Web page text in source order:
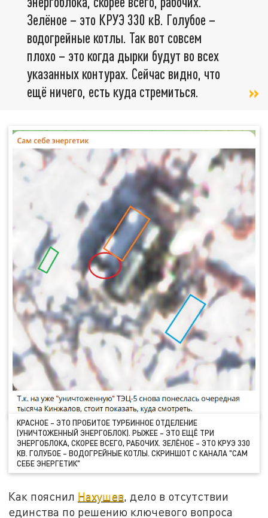
Зелёное – это КРУЭ 330 кВ. Голубое –
водогрейные котлы. Так вот совсем
плохо – это когда дырки будут во всех
указанных контурах. Сейчас видно, что
ещё ничего, есть куда стремиться.
КРАСНОЕ – ЭТО ПРОБИТОЕ ТУРБИННОЕ ОТДЕЛЕНИЕ
(УНИЧТОЖЕННЫЙ ЭНЕРГОБЛОК). РЫЖЕЕ – ЭТО ЕЩЁ ТРИ
ЭНЕРГОБЛОКА, СКОРЕЕ ВСЕГО, РАБОЧИХ. ЗЕЛЁНОЕ – ЭТО КРУЭ 330
КВ. ГОЛУБОЕ – ВОДОГРЕЙНЫЕ КОТЛЫ. СКРИНШОТ С КАНАЛА "САМ
СЕБЕ ЭНЕРГЕТИК"
Как пояснил Нахушев, дело в отсутствии
единства по решению ключевого вопроса